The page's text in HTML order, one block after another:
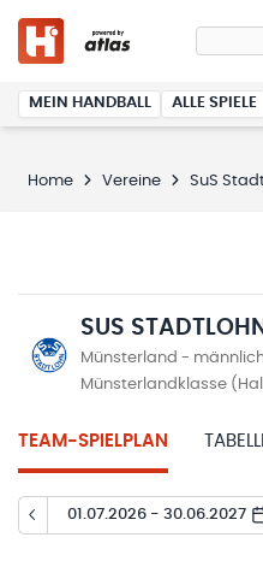
MEIN HANDBALL ALLE SPIELE
Home Vereine SuS
SUS STADTLOHN
Münsterland -
Münsterlandklasse
TEAM-SPIELPLAN
01.07.2026 - 30.06.2027